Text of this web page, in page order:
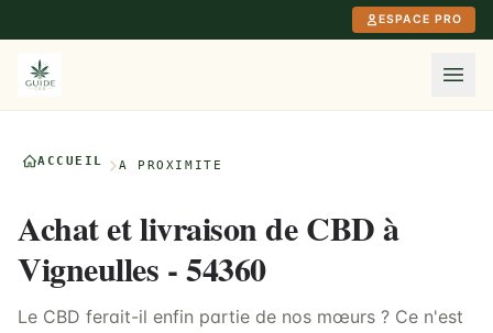
ESPACE PRO
ACCUEIL À PROXIMITÉ
Achat et livraison de CBD à
Vigneulles - 54360
Le CBD ferait-il enfin partie de nos mœurs ? Ce n'est